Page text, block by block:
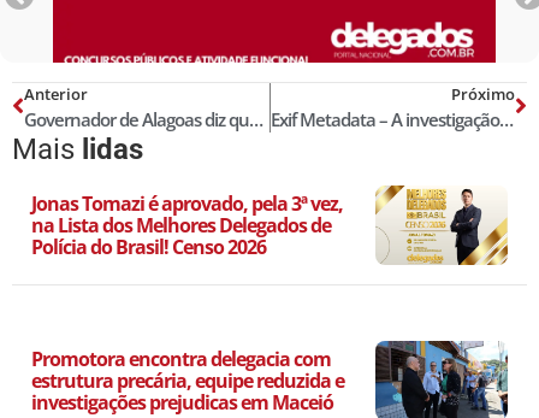
Anterior
Governador de Alagoas diz que policial civil não exerce profissão de risco!
Próximo
Exif Metadata – A investigação policial subsidiada por sua extração e análise
Mais lidas
Jonas Tomazi é aprovado, pela 3ª vez,
na Lista dos Melhores Delegados de
Polícia do Brasil! Censo 2026
Promotora encontra delegacia com
estrutura precária, equipe reduzida e
investigações prejudicas em Maceió